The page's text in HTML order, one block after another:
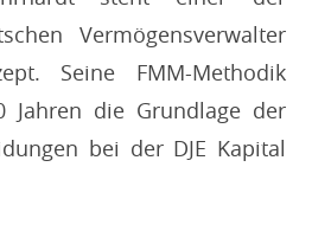
Vermögensverwalter
Seine FMM-Methodik
die Grundlage der
bei der DJE Kapital